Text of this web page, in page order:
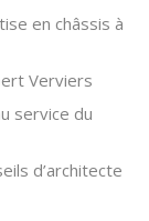
en châssis à
Verviers
service du
d’architecte